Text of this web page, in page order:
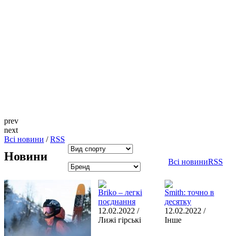
prev
next
Всi новини /RSS
Новини Всі новиниRSS
Briko – легкі
поєднання
12.02.2022 /
Лижі гірські
Smith: точно в
десятку
12.02.2022 /
Інше